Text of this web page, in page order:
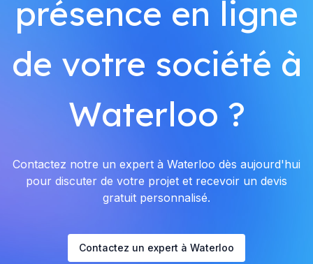
présence en ligne
de votre société à
Waterloo ?
Contactez notre un expert à Waterloo dès aujourd'hui
pour discuter de votre projet et recevoir un devis
gratuit personnalisé.
Contactez un expert à Waterloo